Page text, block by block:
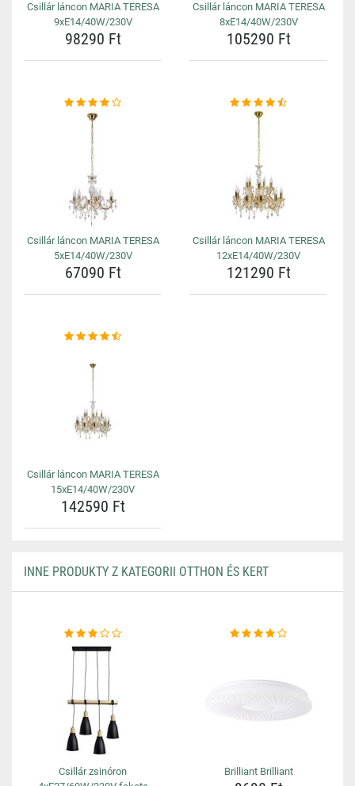
Csillár láncon MARIA TERESA
9xE14/40W/230V
98290 Ft
Csillár láncon MARIA TERESA
8xE14/40W/230V
105290 Ft
Csillár láncon MARIA TERESA
5xE14/40W/230V
67090 Ft
Csillár láncon MARIA TERESA
12xE14/40W/230V
121290 Ft
Csillár láncon MARIA TERESA
15xE14/40W/230V
142590 Ft
INNE PRODUKTY Z KATEGORII OTTHON ÉS KERT
Csillár zsinóron
Brilliant Brilliant